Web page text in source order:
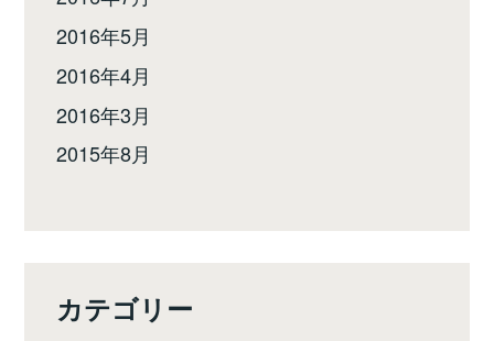
2016年5月
2016年4月
2016年3月
2015年8月
カテゴリー